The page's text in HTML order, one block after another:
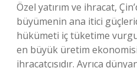
Özel yatırım ve ihracat,
büyümenin ana itici
hükümeti iç tüketime vurgu
en büyük üretim
ihracatçısıdır. Ayrıca